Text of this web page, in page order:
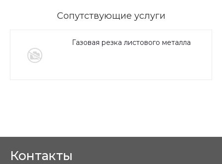
Сопутствующие услуги
Газовая резка листового металла
Контакты